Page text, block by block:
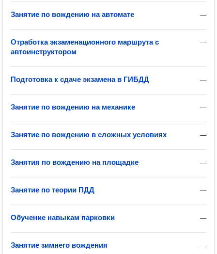
—
Занятие по вождению на автомате
—
Отработка экзаменационного маршрута с
автоинструктором
—
Подготовка к сдаче экзамена в ГИБДД
—
Занятие по вождению на механике
—
Занятие по вождению в сложных условиях
—
Занятия по вождению на площадке
—
Занятие по теории ПДД
—
Обучение навыкам парковки
—
Занятие зимнего вождения